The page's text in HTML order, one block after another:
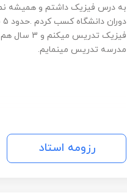
به درس فیزیک داشتم و همیشه
فیزیک
مدرسه تدریس مینمایم.
رزومه استاد